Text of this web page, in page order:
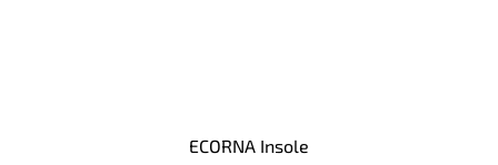
ECORNA Insole